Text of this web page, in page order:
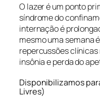
O lazer é um ponto
síndrome do
internação é
mesmo uma semana
repercussões
insônia e perda do
Disponibilizamos
Livres)